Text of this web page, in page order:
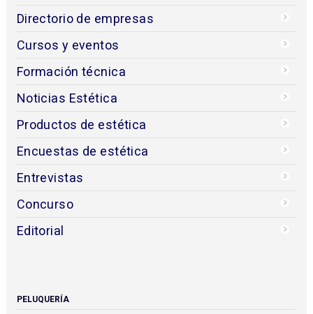
Directorio de empresas
Cursos y eventos
Formación técnica
Noticias Estética
Productos de estética
Encuestas de estética
Entrevistas
Concurso
Editorial
PELUQUERÍA